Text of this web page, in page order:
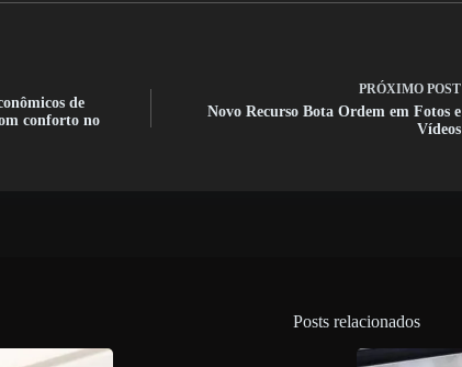
de
conforto no
PRÓXIMO POST
Novo Recurso Bota Ordem em Fotos e
Vídeos
Posts relacionados